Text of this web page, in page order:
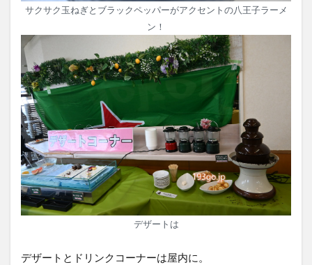
サクサク玉ねぎとブラックペッパーがアクセントの八王子ラーメ
ン！
デザートは
デザートとドリンクコーナーは屋内に。